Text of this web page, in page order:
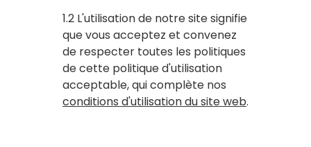
1.2 L'utilisation de notre site signifie
que vous acceptez et convenez
de respecter toutes les politiques
de cette politique d'utilisation
acceptable, qui complète nos
conditions d'utilisation du site web.